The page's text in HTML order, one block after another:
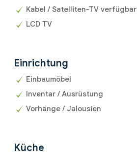
Kabel / Satelliten-TV verfügbar
LCD TV
Einrichtung
Einbaumöbel
Inventar / Ausrüstung
Vorhänge / Jalousien
Küche